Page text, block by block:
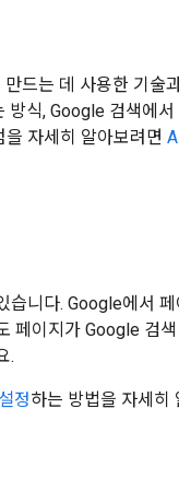
드는 데 사용한 기술
방식, Google 검색에
자세히 알아보려면
습니다. Google에서
페이지가 Google 검
.
정하는 방법을 자세히